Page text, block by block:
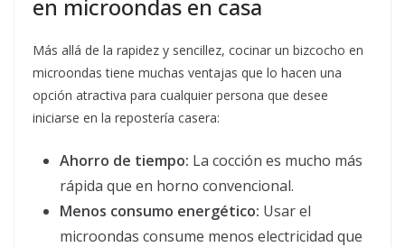
en microondas en casa
Más allá de la rapidez y sencillez, cocinar un bizcocho en
microondas tiene muchas ventajas que lo hacen una
opción atractiva para cualquier persona que desee
iniciarse en la repostería casera:
Ahorro de tiempo: La cocción es mucho más
rápida que en horno convencional.
Menos consumo energético: Usar el
microondas consume menos electricidad que